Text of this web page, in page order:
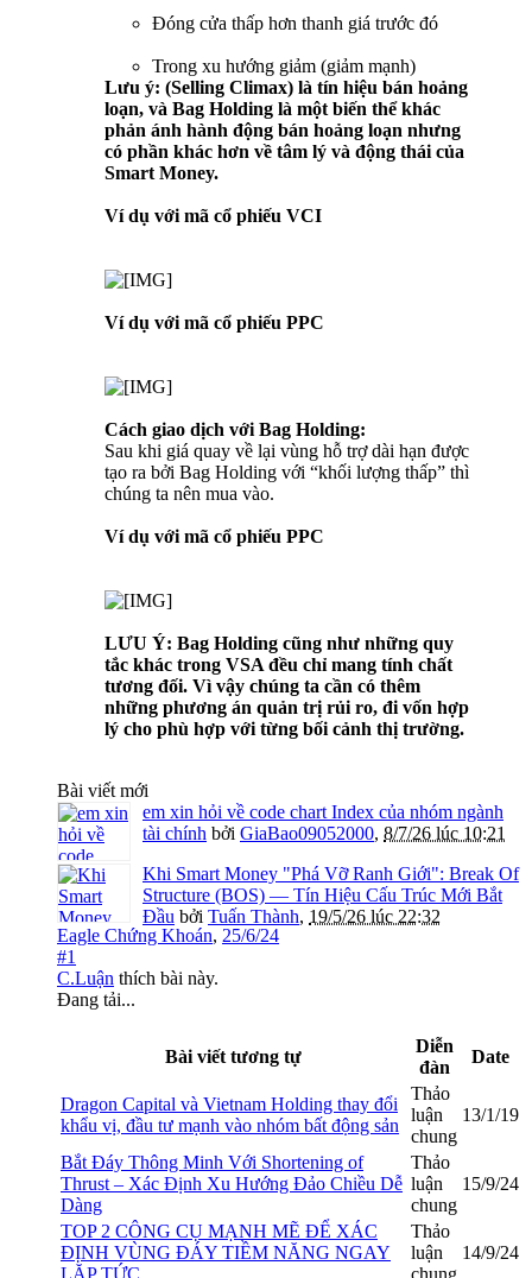
Đóng cửa thấp hơn thanh giá trước đó
Trong xu hướng giảm (giảm mạnh)
Lưu ý: (Selling Climax) là tín hiệu bán hoảng
loạn, và Bag Holding là một biến thể khác
phản ánh hành động bán hoảng loạn nhưng
có phần khác hơn về tâm lý và động thái của
Smart Money.
Ví dụ với mã cổ phiếu VCI
Ví dụ với mã cổ phiếu PPC
Cách giao dịch với Bag Holding:
Sau khi giá quay về lại vùng hỗ trợ dài hạn được
tạo ra bởi Bag Holding với “khối lượng thấp” thì
chúng ta nên mua vào.
Ví dụ với mã cổ phiếu PPC
LƯU Ý: Bag Holding cũng như những quy
tắc khác trong VSA đều chỉ mang tính chất
tương đối. Vì vậy chúng ta cần có thêm
những phương án quản trị rủi ro, đi vốn hợp
lý cho phù hợp với từng bối cảnh thị trường.
Bài viết mới
em xin hỏi về code chart Index của nhóm ngành
tài chính bởi GiaBao09052000, 8/7/26 lúc 10:21
Khi Smart Money "Phá Vỡ Ranh Giới": Break Of
Structure (BOS) — Tín Hiệu Cấu Trúc Mới Bắt
Đầu bởi Tuấn Thành, 19/5/26 lúc 22:32
Eagle Chứng Khoán, 25/6/24
#1
C.Luận thích bài này.
Đang tải...
Bài viết tương tự
Diễn
đàn
Date
Dragon Capital và Vietnam Holding thay đổi
khẩu vị, đầu tư mạnh vào nhóm bất động sản
Thảo
luận
chung
13/1/19
Bắt Đáy Thông Minh Với Shortening of
Thrust – Xác Định Xu Hướng Đảo Chiều Dễ
Dàng
Thảo
luận
chung
15/9/24
TOP 2 CÔNG CỤ MẠNH MẼ ĐỂ XÁC
ĐỊNH VÙNG ĐÁY TIỀM NĂNG NGAY
Thảo
luận
14/9/24